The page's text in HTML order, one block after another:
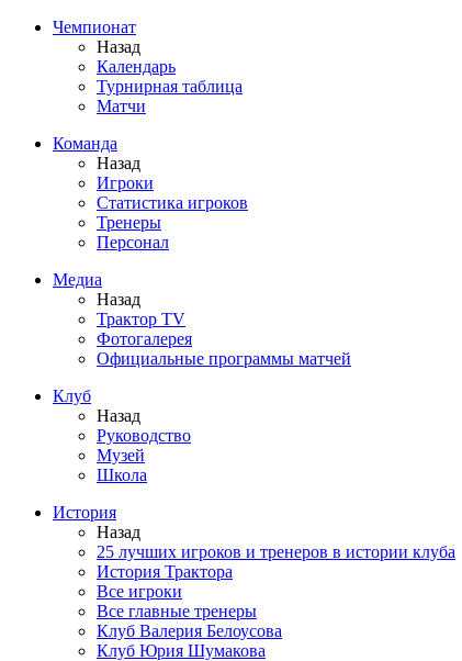
Чемпионат
Назад
Календарь
Турнирная таблица
Матчи
Команда
Назад
Игроки
Статистика игроков
Тренеры
Персонал
Медиа
Назад
Трактор TV
Фотогалерея
Официальные программы матчей
Клуб
Назад
Руководство
Музей
Школа
История
Назад
25 лучших игроков и тренеров в истории клуба
История Трактора
Все игроки
Все главные тренеры
Клуб Валерия Белоусова
Клуб Юрия Шумакова